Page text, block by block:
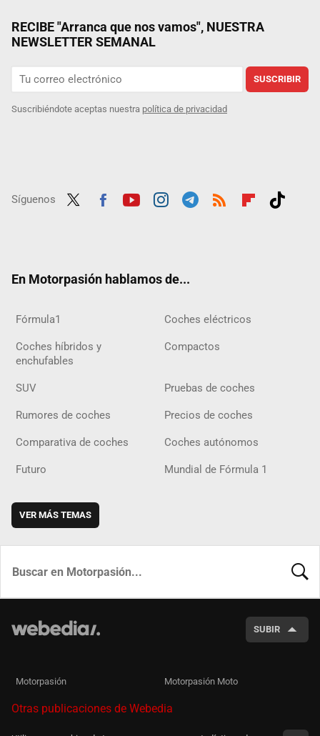
RECIBE "Arranca que nos vamos", NUESTRA
NEWSLETTER SEMANAL
SUSCRIBIR
Suscribiéndote aceptas nuestra política de privacidad
Síguenos
En Motorpasión hablamos de...
Fórmula1 Coches eléctricos
Coches híbridos y
enchufables
Compactos
SUV Pruebas de coches
Rumores de coches Precios de coches
Comparativa de coches Coches autónomos
Futuro Mundial de Fórmula 1
VER MÁS TEMAS
SUBIR
Motorpasión Motorpasión Moto
Otras publicaciones de Webedia